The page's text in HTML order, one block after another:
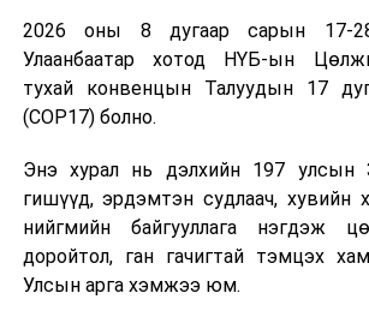
хорооны
тогтоолын
төсөл /
· Бусад
2
Эдийн
засгийн
·Үнэт
2026 оны 8 дугаар сарын 17-
Улаанбаатар хотод НҮБ-ын
тухай конвенцын Талуудын 17
(COP17) болно.
Энэ хурал нь дэлхийн 197 улсын
гишүүд, эрдэмтэн судлаач, хувийн
нийгмийн байгууллага нэгдэж
доройтол, ган гачигтай тэмцэх
Улсын арга хэмжээ юм.